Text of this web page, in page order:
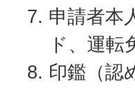
申請者本
ド、運転
印鑑（認